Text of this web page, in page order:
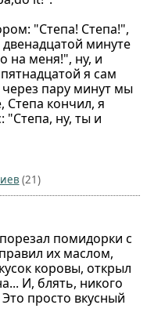
"Степа! Степа!",
минуте
на меня!", ну, и
я сам
пару минут мы
Степа кончил, я
"Степа, ну, ты и
(21)
помидорки с
их маслом,
коровы, открыл
И, блять, никого
просто вкусный